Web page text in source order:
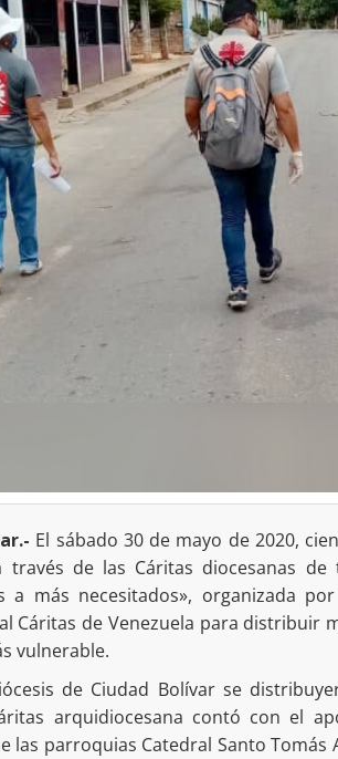
El sábado 30 de mayo de 2020,
de las Cáritas diocesanas de
a más necesitados», organizada
Cáritas de Venezuela para distribuir
vulnerable.
de Ciudad Bolívar se
arquidiocesana contó con el
las parroquias Catedral Santo Tomás